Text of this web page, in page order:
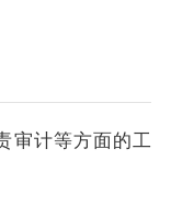
审计等方面的工